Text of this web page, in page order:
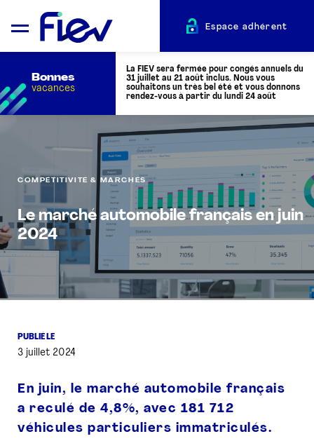
QUI SOMMES-NOUS ?
L’AUTOMOTIVE
ADHÉRENTS
ACTUALITÉS
PRESSE
Espace adhérent
Bonnes
vacances
La FIEV sera fermée pour congés annuels du
31 juillet au 21 août inclus. Nous vous
souhaitons un très bel été et vous donnons
rendez-vous à partir du lundi 24 août
COMPÉTITIVITÉ & MARCHÉS
Le marché automobile français en juin
2024
PUBLIÉ LE
3 juillet 2024
En juin, le marché automobile français
a reculé de 4,8%, avec 181 712
véhicules particuliers immatriculés.